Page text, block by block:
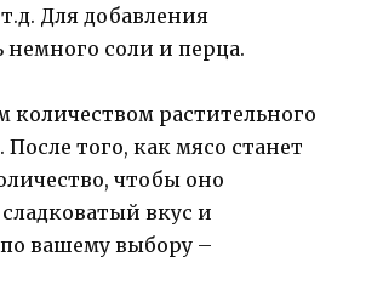
Для добавления
соли и перца.
растительного
того, как мясо станет
чтобы оно
вкус и
вашему выбору –